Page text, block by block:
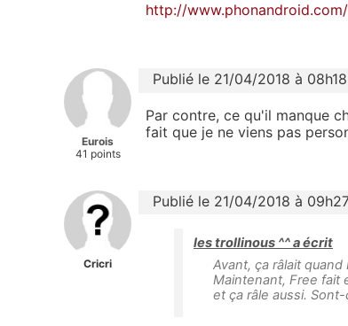
http://
Eurois
41 points
Publié le 21/04/2018 à 08h18
Par contre, ce qu'il manque
fait que je ne viens pas
Cricri
Publié le 21/04/2018 à
les trollinous ^^ a écrit
Avant, ça râlait
Maintenant, Free fait
et ça râle aussi.